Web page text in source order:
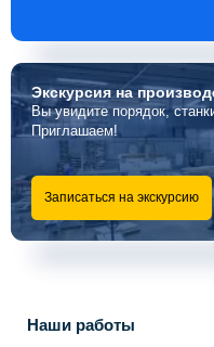
Экскурсияна
Вы увидите порядок,
Приглашаем!
Записаться на экскурсию
Наши работы